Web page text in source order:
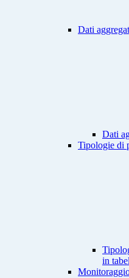
Dati
Dati
Tipologie di
in